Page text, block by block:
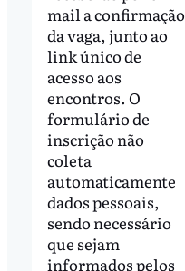
mail a confirmação
da vaga, junto ao
link único de
acesso aos
encontros. O
formulário de
inscrição não
coleta
automaticamente
dados pessoais,
sendo necessário
que sejam
informados pelos